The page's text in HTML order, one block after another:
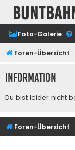
Foto-Galerie
Foren-Übersicht
Information
Du bist leider nicht
Foren-Übersicht